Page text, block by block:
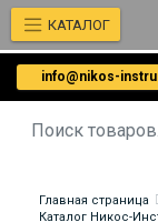
info@nikos-
КАТАЛОГ
Главная страница
Каталог Никос-